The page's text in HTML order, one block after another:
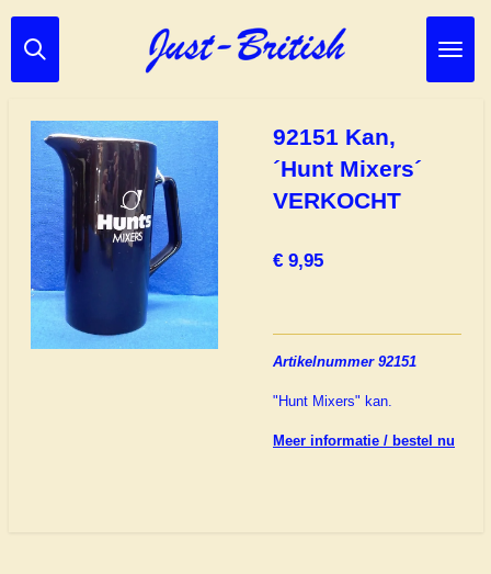
Ga
direct
hoofdinhoud
92151 Kan,
´Hunt Mixers´
VERKOCHT
€ 9,95
Artikelnummer 92151
"Hunt Mixers" kan.
Meer informatie / bestel nu